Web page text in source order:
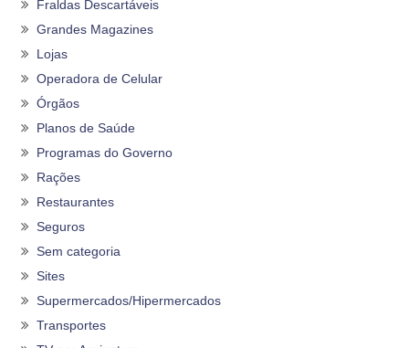
Fraldas Descartáveis
Grandes Magazines
Lojas
Operadora de Celular
Órgãos
Planos de Saúde
Programas do Governo
Rações
Restaurantes
Seguros
Sem categoria
Sites
Supermercados/Hipermercados
Transportes